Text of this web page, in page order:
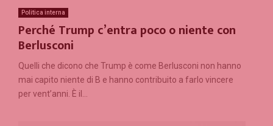
Politica interna
Perché Trump c’entra poco o niente con
Berlusconi
Quelli che dicono che Trump è come Berlusconi non hanno
mai capito niente di B e hanno contribuito a farlo vincere
per vent’anni. È il...